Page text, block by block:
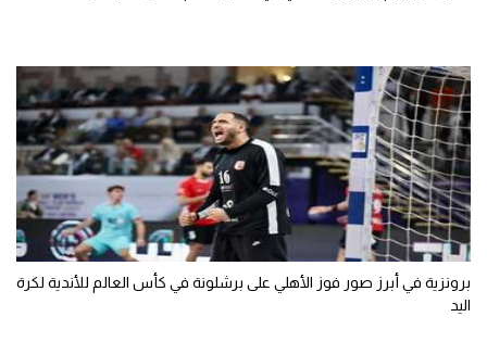
برونزية في أبرز صور فوز الأهلي على برشلونة في كأس العالم للأندية لكرة
اليد